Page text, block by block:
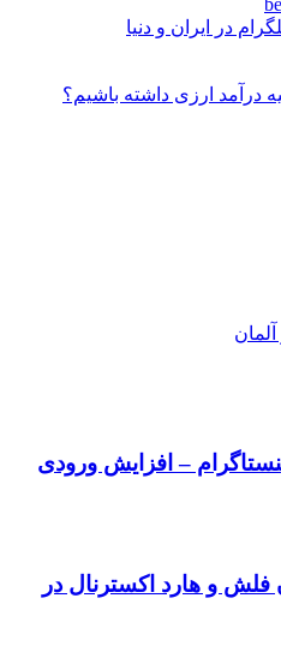
در ایران و دنیا
درآمد ارزی داشته باشیم؟
– افزایش ورودی
و هارد اکسترنال در